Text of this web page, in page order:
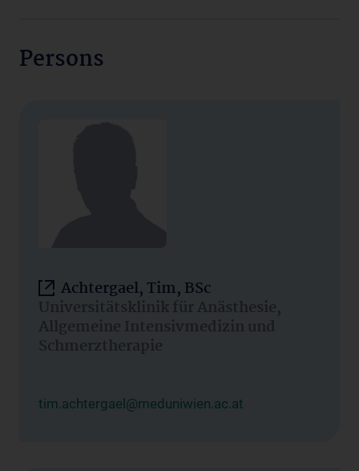
Persons
Achtergael, Tim, BSc
Universitätsklinik für Anästhesie,
Allgemeine Intensivmedizin und
Schmerztherapie
tim.achtergael@meduniwien.ac.at